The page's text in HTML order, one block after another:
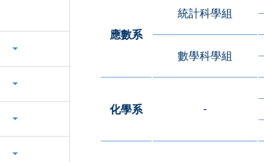
應數系
統計科學組
數學科學組
化學系 -